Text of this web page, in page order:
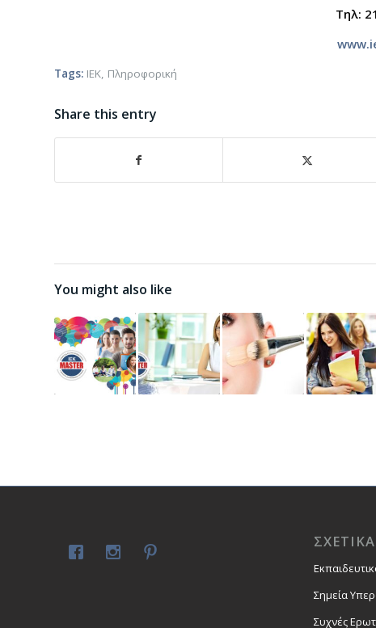
Τηλ:
Tags: ΙΕΚ, Πληροφορική
Share this entry
You might also like
ΣΧΕΤΙΚΑ
Σημεία
Συχνές